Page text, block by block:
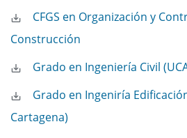
CFGS en Organización y
Construcción
Grado en Ingeniería Civil
Grado en Ingeniría
Cartagena)